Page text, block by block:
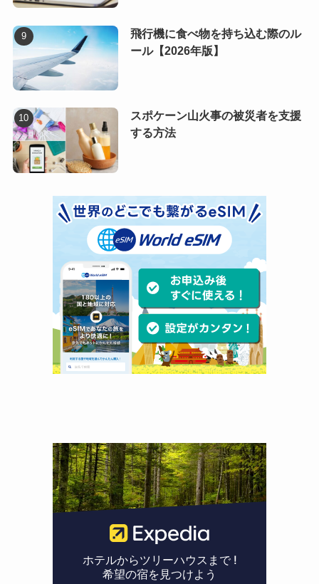
飛行機に食べ物を持ち込む際のル
ール【2026年版】
スポケーン山火事の被災者を支援
する方法